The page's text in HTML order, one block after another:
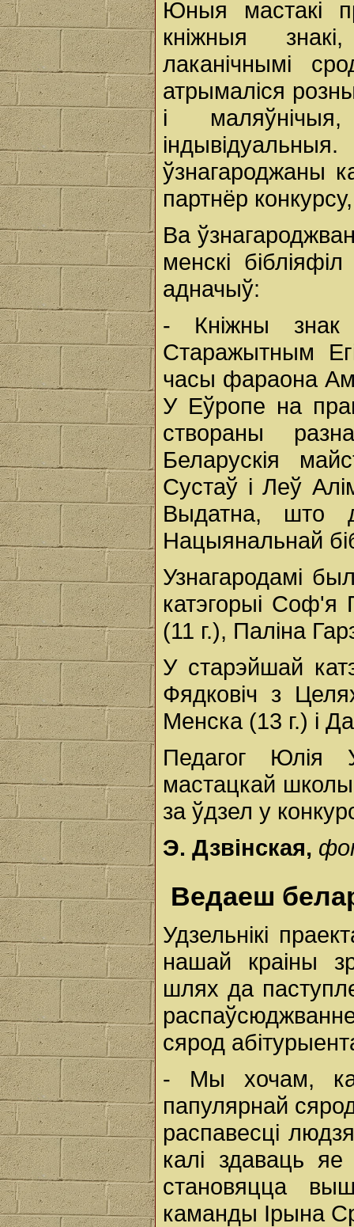
Юныя мастакі
кніжныя
лаканічнымі
атрымаліся
і
ўзнагароджаны
партнёр
Ва
менскі
адначыў:
- Кніжны
Старажытным
часы фараона
У Еўропе на
створаны
Беларускія
Сустаў і Леў
Выдатна, што
Нацыянальнай
Узнагародамі
катэгорыі Соф'я
(11 г.), Паліна
У старэйшай
Фядковіч з
Менска (13 г.) і
Педагог Юлія
мастацкай
за ўдзел у
Э. Дзвінская,
Ведаеш
Удзельнікі
нашай краіны
шлях да
сярод
- Мы хочам,
папулярнай
распавесці
калі здаваць
становяцца
каманды Ірына